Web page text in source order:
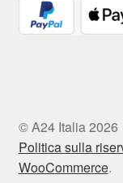
© A24 Italia 2026
Politica sulla
WooCommerce.